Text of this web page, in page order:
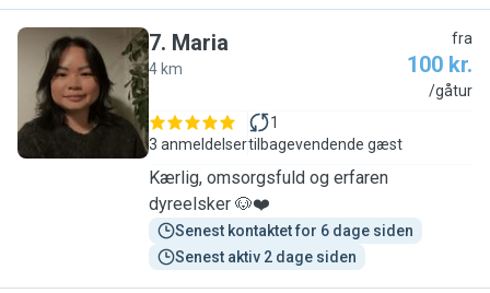
M
7. Maria
4 km
fra
100 kr.
/gåtur
3 anmeldelser
1
tilbagevendende gæst
Kærlig, omsorgsfuld og erfaren
dyreelsker 🐶❤️
Senest kontaktet for 6 dage siden
Senest aktiv 2 dage siden